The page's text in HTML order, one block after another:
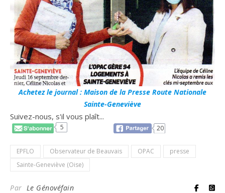
Achetez le journal : Maison de la Presse Route Nationale
Sainte-Geneviève
Suivez-nous, s'il vous plaît...
5 20
EPFLO Observateur de Beauvais OPAC
presse
Sainte-Geneviève (Oise)
Par Le Génovéfain